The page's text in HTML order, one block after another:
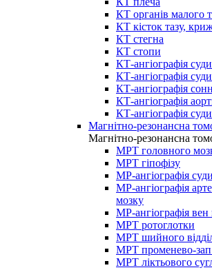
КТ органів
КТ кісток тазу,
КТ стегна
КТ стопи
КТ-ангіографія
КТ-ангіографія
КТ-ангіографія
КТ-ангіографія
КТ-ангіографія
Магнітно-резонансна
Магнітно-резонансна
МРТ головного
МРТ гіпофізу
МР-ангіографія
МР-ангіографія
мозку
МР-ангіографія
МРТ ротоглотки
МРТ шийного
МРТ променево-
МРТ ліктьового